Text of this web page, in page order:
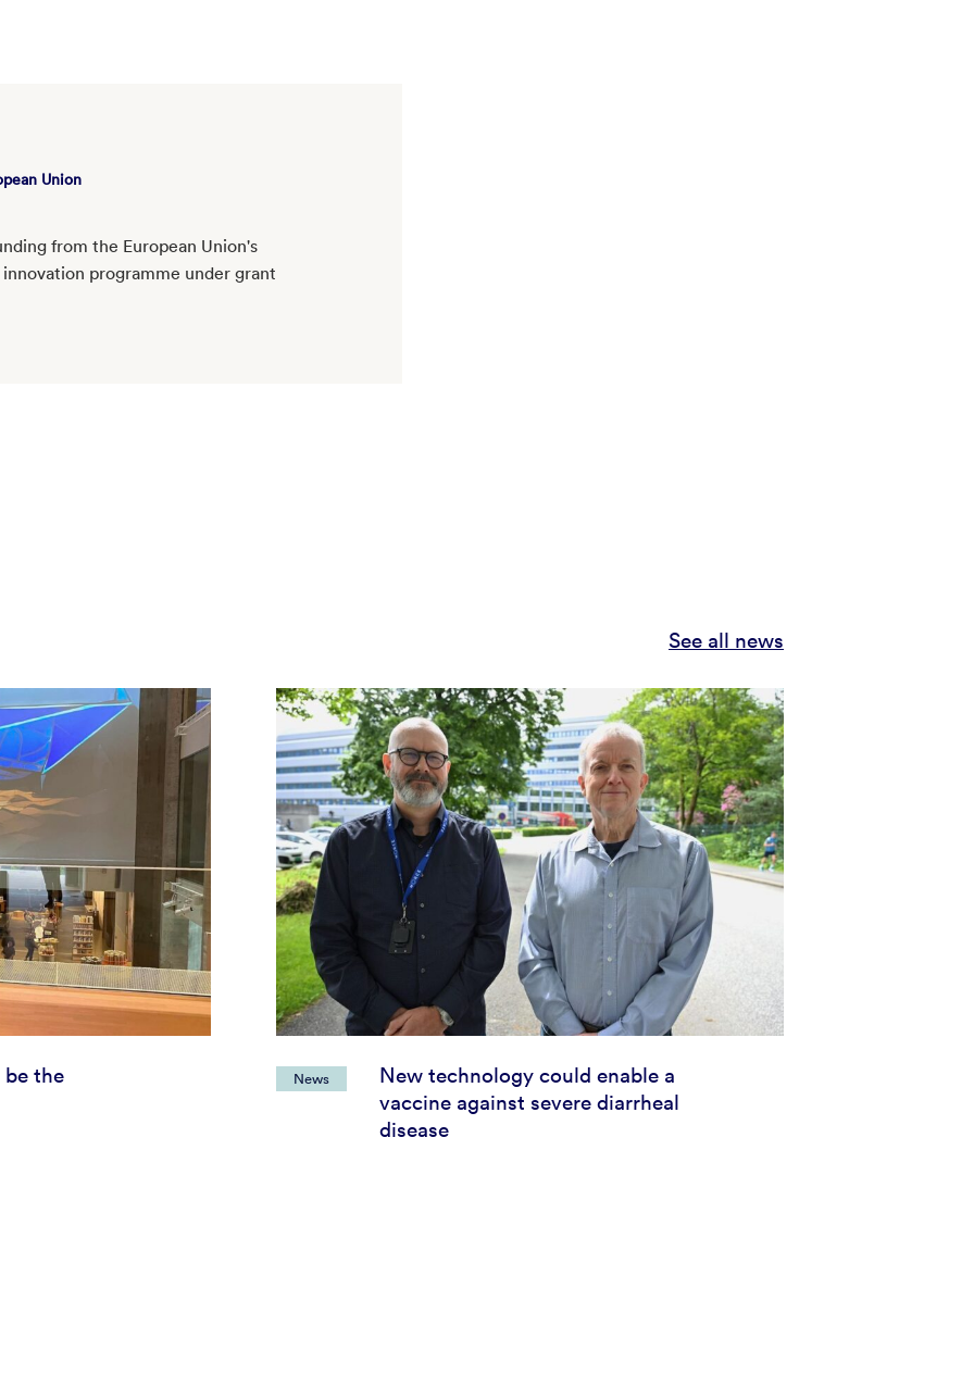
Union
from the European Union's
programme under grant
See all news
the News
New technology could enable a
vaccine against severe diarrheal
disease